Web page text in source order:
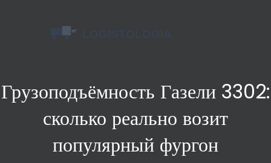
Грузоподъёмность Газели 3302:
сколько реально возит
популярный фургон